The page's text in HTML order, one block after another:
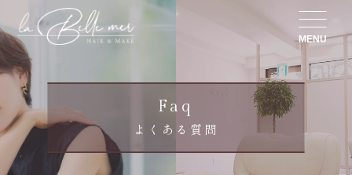
MENU
Faq
よくある質問